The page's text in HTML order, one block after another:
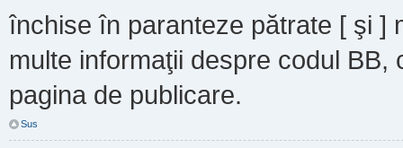
închise în paranteze pătrate [ şi ]
multe informaţii despre codul
pagina de publicare.
Sus